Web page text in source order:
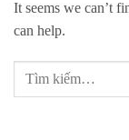
It seems we can’t
can help.